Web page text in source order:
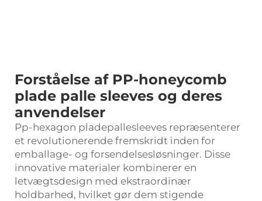
Forståelse af PP-honeycomb
plade palle sleeves og deres
anvendelser
Pp-hexagon pladepallesleeves repræsenterer
et revolutionerende fremskridt inden for
emballage- og forsendelsesløsninger. Disse
innovative materialer kombinerer en
letvægtsdesign med ekstraordinær
holdbarhed, hvilket gør dem stigende